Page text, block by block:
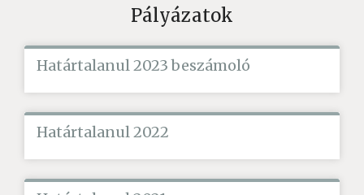
Pályázatok
Határtalanul 2023 beszámoló
Határtalanul 2022